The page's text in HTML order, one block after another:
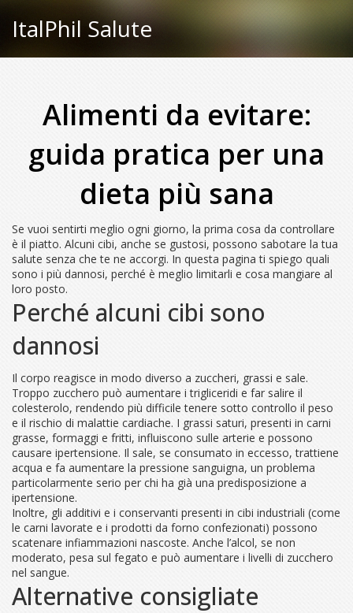
ItalPhil Salute
Alimenti da evitare:
guida pratica per una
dieta più sana
Se vuoi sentirti meglio ogni giorno, la prima cosa da controllare
è il piatto. Alcuni cibi, anche se gustosi, possono sabotare la tua
salute senza che te ne accorgi. In questa pagina ti spiego quali
sono i più dannosi, perché è meglio limitarli e cosa mangiare al
loro posto.
Perché alcuni cibi sono
dannosi
Il corpo reagisce in modo diverso a zuccheri, grassi e sale.
Troppo zucchero può aumentare i trigliceridi e far salire il
colesterolo, rendendo più difficile tenere sotto controllo il peso
e il rischio di malattie cardiache. I grassi saturi, presenti in carni
grasse, formaggi e fritti, influiscono sulle arterie e possono
causare ipertensione. Il sale, se consumato in eccesso, trattiene
acqua e fa aumentare la pressione sanguigna, un problema
particolarmente serio per chi ha già una predisposizione a
ipertensione.
Inoltre, gli additivi e i conservanti presenti in cibi industriali (come
le carni lavorate e i prodotti da forno confezionati) possono
scatenare infiammazioni nascoste. Anche l’alcol, se non
moderato, pesa sul fegato e può aumentare i livelli di zucchero
nel sangue.
Alternative consigliate